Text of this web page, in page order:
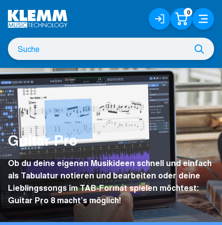
Hauptinhalt
Suche
nach
Anmelden
/
Registrieren
0 Menü
Guitar Pro
Ob du deine eigenen Musikideen schnell und einfach
als Tabulatur notieren und bearbeiten oder deine
Lieblingssongs im TAB-Format spielen möchtest:
Guitar Pro 8 macht’s möglich!